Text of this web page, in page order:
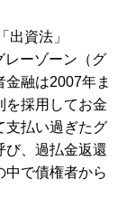
出資法」
レーゾーン（グ
融は2007年ま
を採用してお金
支払い過ぎたグ
び、過払金返還
中で債権者から